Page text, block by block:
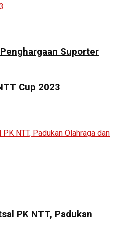
Suporter
Cup 2023
PK NTT, Padukan